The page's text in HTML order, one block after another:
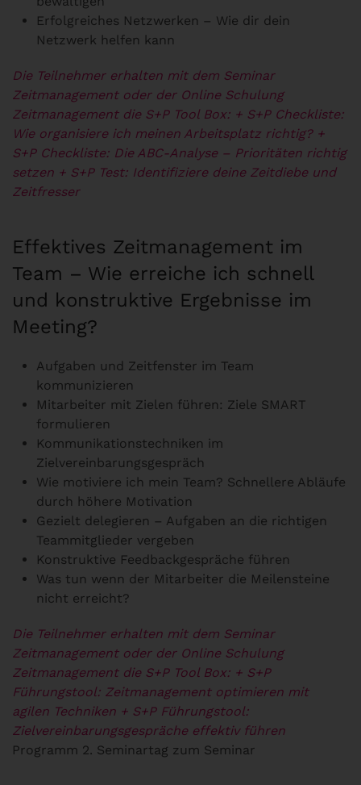
Erfolgreiches Netzwerken – Wie dir dein
Netzwerk helfen kann
Die Teilnehmer erhalten mit dem Seminar
Zeitmanagement oder der Online Schulung
Zeitmanagement die S+P Tool Box: + S+P Checkliste:
Wie organisiere ich meinen Arbeitsplatz richtig? +
S+P Checkliste: Die ABC-Analyse – Prioritäten richtig
setzen + S+P Test: Identifiziere deine Zeitdiebe und
Zeitfresser
Effektives Zeitmanagement im
Team – Wie erreiche ich schnell
und konstruktive Ergebnisse im
Meeting?
Aufgaben und Zeitfenster im Team
kommunizieren
Mitarbeiter mit Zielen führen: Ziele SMART
formulieren
Kommunikationstechniken im
Zielvereinbarungsgespräch
Wie motiviere ich mein Team? Schnellere Abläufe
durch höhere Motivation
Gezielt delegieren – Aufgaben an die richtigen
Teammitglieder vergeben
Konstruktive Feedbackgespräche führen
Was tun wenn der Mitarbeiter die Meilensteine
nicht erreicht?
Die Teilnehmer erhalten mit dem Seminar
Zeitmanagement oder der Online Schulung
Zeitmanagement die S+P Tool Box: + S+P
Führungstool: Zeitmanagement optimieren mit
agilen Techniken + S+P Führungstool:
Zielvereinbarungsgespräche effektiv führen
Programm 2. Seminartag zum Seminar